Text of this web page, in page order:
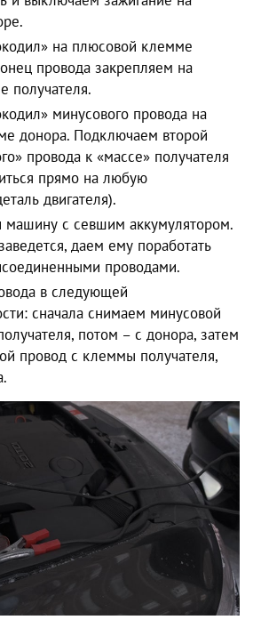
на плюсовой клемме
провода закрепляем на
получателя.
минусового провода на
донора. Подключаем второй
провода к «массе» получателя
прямо на любую
двигателя).
машину с севшим аккумулятором.
даем ему поработать
проводами.
в следующей
сначала снимаем минусовой
потом – с донора, затем
провод с клеммы получателя,